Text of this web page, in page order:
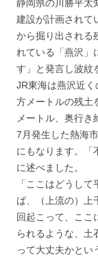
静岡県の川勝平太
建設が計画されて
から掘り出される
れている「燕沢」
す」と発言し波紋
JR東海は燕沢近
方メートルの残土
メートル、奥行き
7月発生した熱海
にもなります。「
に述べました。
「ここはどうし
ば、（上流の）上
回起こって、ここ
られるような、土
って大丈夫かとい